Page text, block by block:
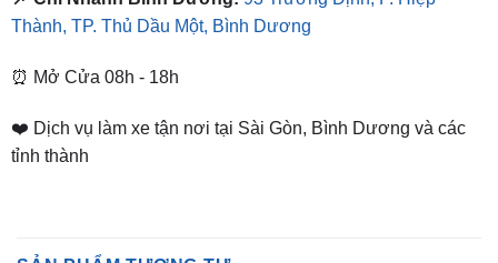
⏰ Mở Cửa 08h - 18h
❤️ Dịch vụ làm xe tận nơi tại Sài Gòn, Bình Dương và các